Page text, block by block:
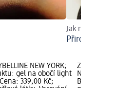
Jak na to?
Přirozeně
NEW YORK;
gel na obočí light
339,00 Kč;
Značka:
Název
Brow Ultra